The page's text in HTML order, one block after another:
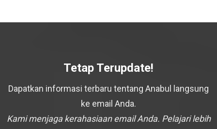
Tetap Terupdate!
Dapatkan informasi terbaru tentang Anabul langsung
ke email Anda.
Kami menjaga kerahasiaan email Anda. Pelajari lebih